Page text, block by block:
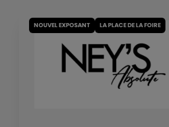
NOUVEL EXPOSANT LA PLACE DE LA FOIRE